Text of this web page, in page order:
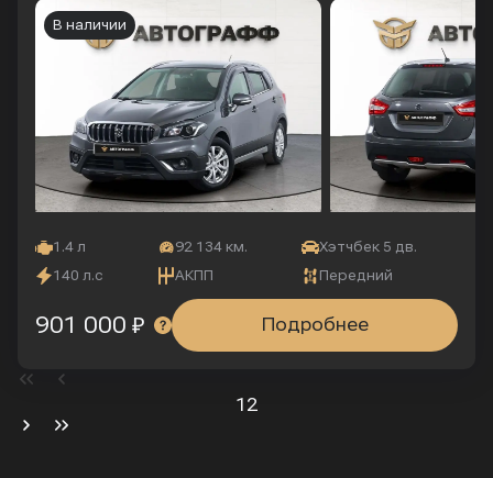
1.4 л 92 134 км.
Хэтчбек 5 дв.
140 л.с
АКПП Передний
В наличии
Подробнее
901 000 ₽
1 2